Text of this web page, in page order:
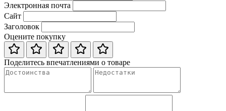
Электронная почта
Сайт
Заголовок
Оцените покупку
Поделитесь впечатлениями о товаре